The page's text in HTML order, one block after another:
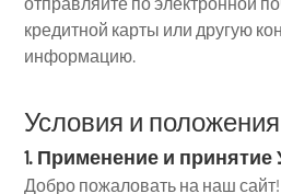
кредитной карты или другую
информацию.
Условия и положения
1. Применение и принятие
Добро пожаловать на наш